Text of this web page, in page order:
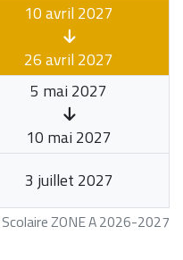
Scolaire ZONE A 2026-2027
10 avril 2027
26 avril 2027
5 mai 2027
10 mai 2027
3 juillet 2027